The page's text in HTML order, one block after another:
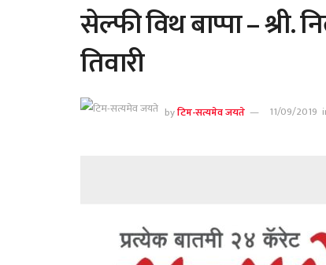
सेल्फी विथ बाप्पा – श्री.
तिवारी
byटिम-सत्यमेव जयते 11/09/2019